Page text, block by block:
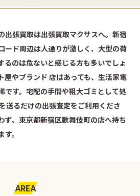
出張買取は出張買取マクサスへ。新宿
ード周辺は人通りが激しく、大型の荷
るのは危ないと感じる方も多いでしょ
屋やブランド 店はあっても、生活家電
です。宅配の手間や粗大ゴミとして処
送るだけの出張査定をご利用くださ
ず、東京都新宿区歌舞伎町の店へ持ち
。
AREA